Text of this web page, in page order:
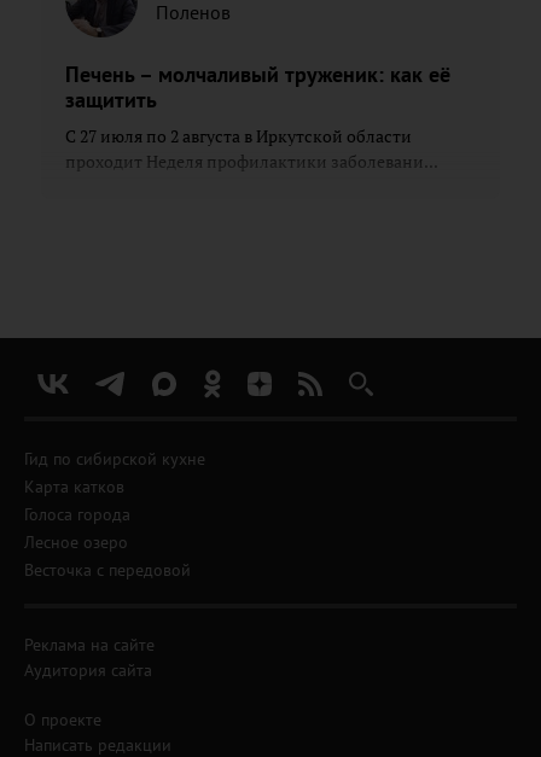
Поленов
Печень – молчаливый труженик: как её
защитить
С 27 июля по 2 августа в Иркутской области
проходит Неделя профилактики заболевани...
Гид по сибирской кухне
Карта катков
Голоса города
Лесное озеро
Весточка с передовой
Реклама на сайте
Аудитория сайта
О проекте
Написать редакции